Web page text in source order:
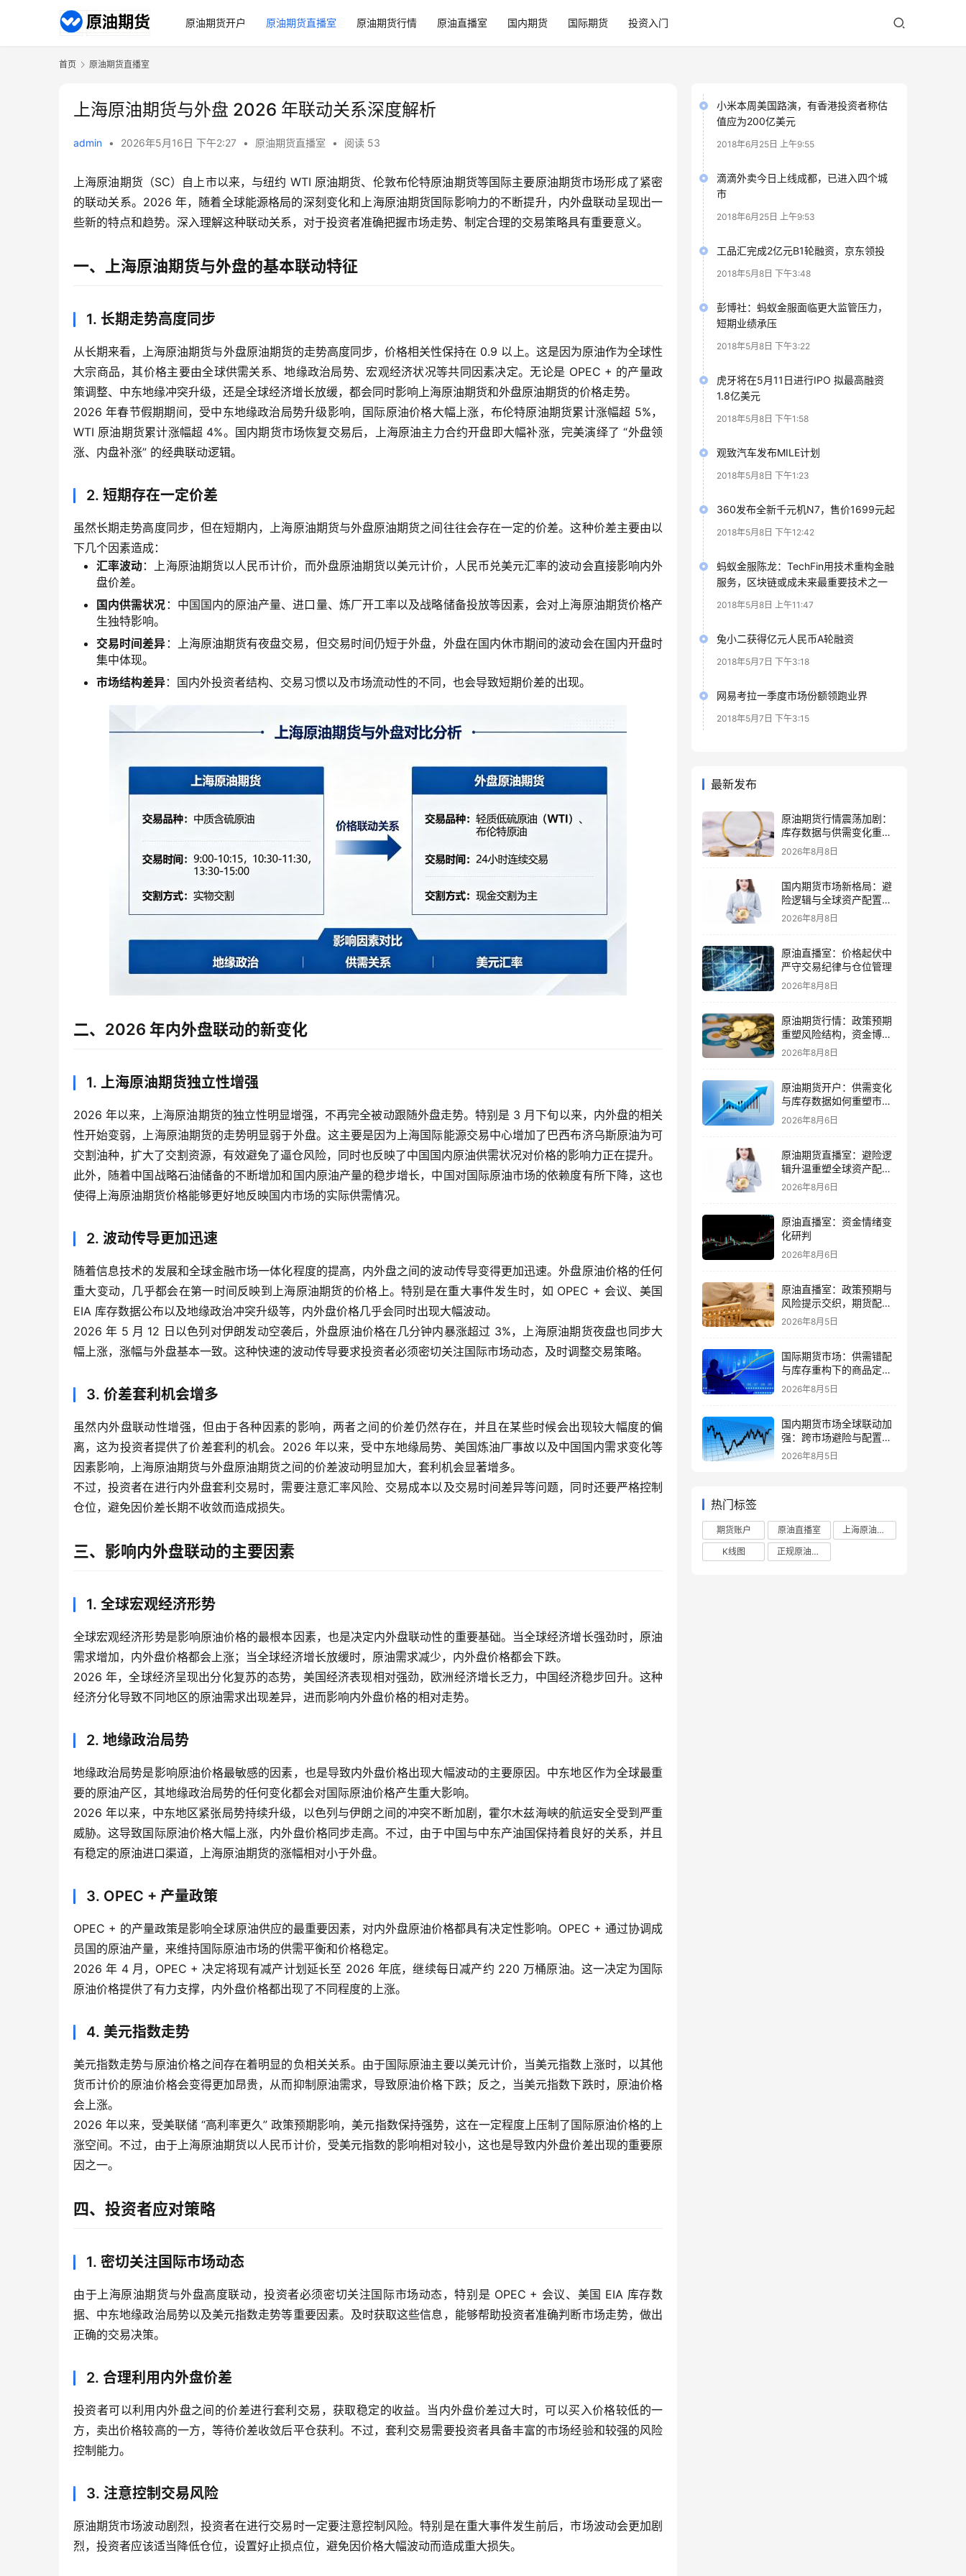
原油期货开户 原油期货直播室 原油期货行情 原油直播室 国内期货 国际期货 投资入门
首页 原油期货直播室
上海原油期货与外盘 2026 年联动关系深度解析
admin • 2026年5月16日 下午2:27 • 原油期货直播室 • 阅读 53
上海原油期货（SC）自上市以来，与纽约 WTI 原油期货、伦敦布伦特原油期货等国际主要原油期货市场形成了紧密
的联动关系。2026 年，随着全球能源格局的深刻变化和上海原油期货国际影响力的不断提升，内外盘联动呈现出一
些新的特点和趋势。深入理解这种联动关系，对于投资者准确把握市场走势、制定合理的交易策略具有重要意义。
一、上海原油期货与外盘的基本联动特征
1. 长期走势高度同步
从长期来看，上海原油期货与外盘原油期货的走势高度同步，价格相关性保持在 0.9 以上。这是因为原油作为全球性
大宗商品，其价格主要由全球供需关系、地缘政治局势、宏观经济状况等共同因素决定。无论是 OPEC + 的产量政
策调整、中东地缘冲突升级，还是全球经济增长放缓，都会同时影响上海原油期货和外盘原油期货的价格走势。
2026 年春节假期期间，受中东地缘政治局势升级影响，国际原油价格大幅上涨，布伦特原油期货累计涨幅超 5%，
WTI 原油期货累计涨幅超 4%。国内期货市场恢复交易后，上海原油主力合约开盘即大幅补涨，完美演绎了 “外盘领
涨、内盘补涨” 的经典联动逻辑。
2. 短期存在一定价差
虽然长期走势高度同步，但在短期内，上海原油期货与外盘原油期货之间往往会存在一定的价差。这种价差主要由以
下几个因素造成：
汇率波动：上海原油期货以人民币计价，而外盘原油期货以美元计价，人民币兑美元汇率的波动会直接影响内外
盘价差。
国内供需状况 ：中国国内的原油产量、进口量、炼厂开工率以及战略储备投放等因素，会对上海原油期货价格产
生独特影响。
交易时间差异 ：上海原油期货有夜盘交易，但交易时间仍短于外盘，外盘在国内休市期间的波动会在国内开盘时
集中体现。
市场结构差异：国内外投资者结构、交易习惯以及市场流动性的不同，也会导致短期价差的出现。
二、2026 年内外盘联动的新变化
1. 上海原油期货独立性增强
2026 年以来，上海原油期货的独立性明显增强，不再完全被动跟随外盘走势。特别是 3 月下旬以来，内外盘的相关
性开始变弱，上海原油期货的走势明显弱于外盘。这主要是因为上海国际能源交易中心增加了巴西布济乌斯原油为可
交割油种，扩大了交割资源，有效避免了逼仓风险，同时也反映了中国国内原油供需状况对价格的影响力正在提升。
此外，随着中国战略石油储备的不断增加和国内原油产量的稳步增长，中国对国际原油市场的依赖度有所下降，这也
使得上海原油期货价格能够更好地反映国内市场的实际供需情况。
2. 波动传导更加迅速
随着信息技术的发展和全球金融市场一体化程度的提高，内外盘之间的波动传导变得更加迅速。外盘原油价格的任何
重大变动，几乎都会在第一时间反映到上海原油期货的价格上。特别是在重大事件发生时，如 OPEC + 会议、美国
EIA 库存数据公布以及地缘政治冲突升级等，内外盘价格几乎会同时出现大幅波动。
2026 年 5 月 12 日以色列对伊朗发动空袭后，外盘原油价格在几分钟内暴涨超过 3%，上海原油期货夜盘也同步大
幅上涨，涨幅与外盘基本一致。这种快速的波动传导要求投资者必须密切关注国际市场动态，及时调整交易策略。
3. 价差套利机会增多
虽然内外盘联动性增强，但由于各种因素的影响，两者之间的价差仍然存在，并且在某些时候会出现较大幅度的偏
离，这为投资者提供了价差套利的机会。2026 年以来，受中东地缘局势、美国炼油厂事故以及中国国内需求变化等
因素影响，上海原油期货与外盘原油期货之间的价差波动明显加大，套利机会显著增多。
不过，投资者在进行内外盘套利交易时，需要注意汇率风险、交易成本以及交易时间差异等问题，同时还要严格控制
仓位，避免因价差长期不收敛而造成损失。
三、影响内外盘联动的主要因素
1. 全球宏观经济形势
全球宏观经济形势是影响原油价格的最根本因素，也是决定内外盘联动性的重要基础。当全球经济增长强劲时，原油
需求增加，内外盘价格都会上涨；当全球经济增长放缓时，原油需求减少，内外盘价格都会下跌。
2026 年，全球经济呈现出分化复苏的态势，美国经济表现相对强劲，欧洲经济增长乏力，中国经济稳步回升。这种
经济分化导致不同地区的原油需求出现差异，进而影响内外盘价格的相对走势。
2. 地缘政治局势
地缘政治局势是影响原油价格最敏感的因素，也是导致内外盘价格出现大幅波动的主要原因。中东地区作为全球最重
要的原油产区，其地缘政治局势的任何变化都会对国际原油价格产生重大影响。
2026 年以来，中东地区紧张局势持续升级，以色列与伊朗之间的冲突不断加剧，霍尔木兹海峡的航运安全受到严重
威胁。这导致国际原油价格大幅上涨，内外盘价格同步走高。不过，由于中国与中东产油国保持着良好的关系，并且
有稳定的原油进口渠道，上海原油期货的涨幅相对小于外盘。
3. OPEC + 产量政策
OPEC + 的产量政策是影响全球原油供应的最重要因素，对内外盘原油价格都具有决定性影响。OPEC + 通过协调成
员国的原油产量，来维持国际原油市场的供需平衡和价格稳定。
2026 年 4 月，OPEC + 决定将现有减产计划延长至 2026 年底，继续每日减产约 220 万桶原油。这一决定为国际
原油价格提供了有力支撑，内外盘价格都出现了不同程度的上涨。
4. 美元指数走势
美元指数走势与原油价格之间存在着明显的负相关关系。由于国际原油主要以美元计价，当美元指数上涨时，以其他
货币计价的原油价格会变得更加昂贵，从而抑制原油需求，导致原油价格下跌；反之，当美元指数下跌时，原油价格
会上涨。
2026 年以来，受美联储 “高利率更久” 政策预期影响，美元指数保持强势，这在一定程度上压制了国际原油价格的上
涨空间。不过，由于上海原油期货以人民币计价，受美元指数的影响相对较小，这也是导致内外盘价差出现的重要原
因之一。
四、投资者应对策略
1. 密切关注国际市场动态
由于上海原油期货与外盘高度联动，投资者必须密切关注国际市场动态，特别是 OPEC + 会议、美国 EIA 库存数
据、中东地缘政治局势以及美元指数走势等重要因素。及时获取这些信息，能够帮助投资者准确判断市场走势，做出
正确的交易决策。
2. 合理利用内外盘价差
投资者可以利用内外盘之间的价差进行套利交易，获取稳定的收益。当内外盘价差过大时，可以买入价格较低的一
方，卖出价格较高的一方，等待价差收敛后平仓获利。不过，套利交易需要投资者具备丰富的市场经验和较强的风险
控制能力。
3. 注意控制交易风险
原油期货市场波动剧烈，投资者在进行交易时一定要注意控制风险。特别是在重大事件发生前后，市场波动会更加剧
烈，投资者应该适当降低仓位，设置好止损点位，避免因价格大幅波动而造成重大损失。
小米本周美国路演，有香港投资者称估
值应为200亿美元
2018年6月25日 上午9:55
滴滴外卖今日上线成都，已进入四个城
市
2018年6月25日 上午9:53
工品汇完成2亿元B1轮融资，京东领投
2018年5月8日 下午3:48
彭博社：蚂蚁金服面临更大监管压力，
短期业绩承压
2018年5月8日 下午3:22
虎牙将在5月11日进行IPO 拟最高融资
1.8亿美元
2018年5月8日 下午1:58
观致汽车发布MILE计划
2018年5月8日 下午1:23
360发布全新千元机N7，售价1699元起
2018年5月8日 下午12:42
蚂蚁金服陈龙：TechFin用技术重构金融
服务，区块链或成未来最重要技术之一
2018年5月8日 上午11:47
兔小二获得亿元人民币A轮融资
2018年5月7日 下午3:18
网易考拉一季度市场份额领跑业界
2018年5月7日 下午3:15
最新发布
原油期货行情震荡加剧：
库存数据与供需变化重塑
定价逻辑
2026年8月8日
国内期货市场新格局：避
险逻辑与全球资产配置再
思考
2026年8月8日
原油直播室：价格起伏中
严守交易纪律与仓位管理
2026年8月8日
原油期货行情：政策预期
重塑风险结构，资金博弈
更需谨慎
2026年8月8日
原油期货开户：供需变化
与库存数据如何重塑市场
节奏
2026年8月6日
原油期货直播室：避险逻
辑升温重塑全球资产配置
主线格局
2026年8月6日
原油直播室：资金情绪变
化研判
2026年8月6日
原油直播室：政策预期与
风险提示交织，期货配置
需理性
2026年8月5日
国际期货市场：供需错配
与库存重构下的商品定价
再平衡
2026年8月5日
国内期货市场全球联动加
强：跨市场避险与配置策
略调整
2026年8月5日
热门标签
期货账户 原油直播室
上海原油期货
K线图
正规原油直播室